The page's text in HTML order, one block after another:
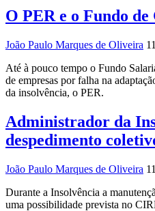
O PER e o Fundo
João Paulo Marques de Oliveira
Até à pouco tempo o Fundo
de empresas por falha na
da insolvência, o PER.
Administrador da
despedimento
João Paulo Marques de Oliveira
Durante a Insolvência a
uma possibilidade prevista no